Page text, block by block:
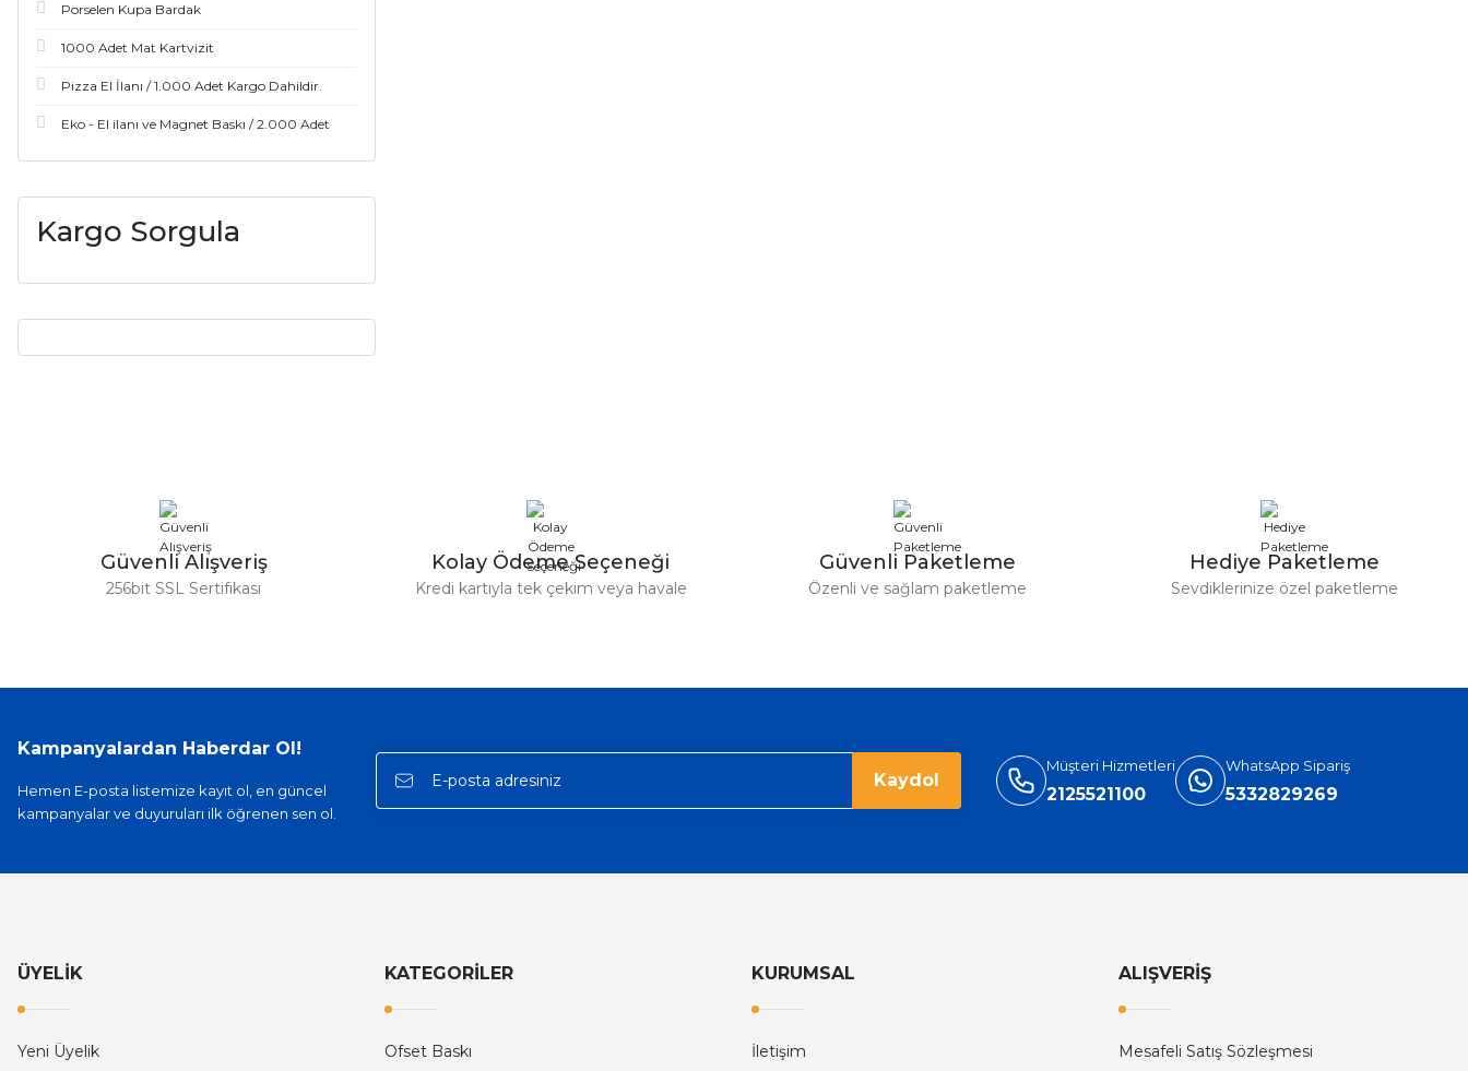
Porselen Kupa Bardak
1000 Adet Mat Kartvizit
Pizza El İlanı / 1.000 Adet Kargo Dahildir.
Eko - El ilanı ve Magnet Baskı / 2.000 Adet
Kargo Sorgula
Güvenli Alışveriş
256bit SSL Sertifikası
Kolay Ödeme Seçeneği
Kredi kartıyla tek çekim veya havale
Güvenli Paketleme
Özenli ve sağlam paketleme
Hediye Paketleme
Sevdiklerinize özel paketleme
Kampanyalardan Haberdar Ol!
Hemen E-posta listemize kayıt ol, en güncel
kampanyalar ve duyuruları ilk öğrenen sen ol.
Kaydol
Müşteri Hizmetleri
2125521100
WhatsApp Sipariş
5332829269
ÜYELİK
Yeni Üyelik
KATEGORİLER
Ofset Baskı
KURUMSAL
İletişim
ALIŞVERİŞ
Mesafeli Satış Sözleşmesi